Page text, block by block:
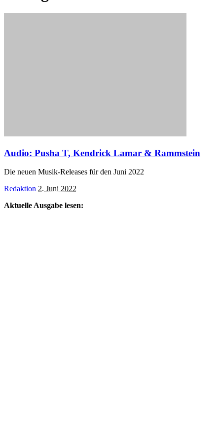
Audio: Pusha T, Kendrick Lamar & Rammstein
Die neuen Musik-Releases für den Juni 2022
Posted
Redaktion 2. Juni 2022
Aktuelle Ausgabe lesen: